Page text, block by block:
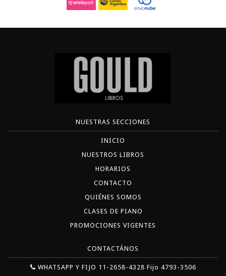
NUESTRAS SECCIONES
INICIO
NUESTROS LIBROS
HORARIOS
CONTACTO
QUIÉNES SOMOS
CLASES DE PIANO
PROMOCIONES VIGENTES
CONTACTÁNOS
WHATSAPP Y FIJO 11-2658-4328 Fijo 4793-3506